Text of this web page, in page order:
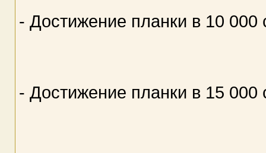
- Достижение планки в 10
- Достижение планки в 15